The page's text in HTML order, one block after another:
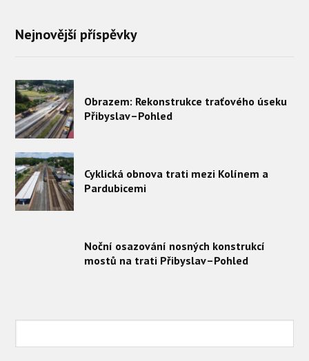
Nejnovější příspěvky
Obrazem: Rekonstrukce traťového úseku
Přibyslav–Pohled
Cyklická obnova trati mezi Kolínem a
Pardubicemi
Noční osazování nosných konstrukcí
mostů na trati Přibyslav–Pohled